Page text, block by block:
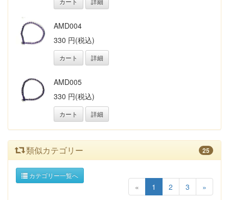
AMD004
330 円(税込)
カート 詳細
AMD005
330 円(税込)
カート 詳細
類似カテゴリー 25
カテゴリー一覧へ
« 1 2 3 »